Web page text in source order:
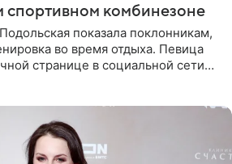
спортивном комбинезоне
показала поклонникам,
во время отдыха. Певица
странице в социальной сети